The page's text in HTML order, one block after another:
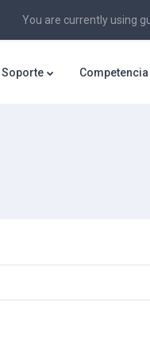
You are currently using
Soporte